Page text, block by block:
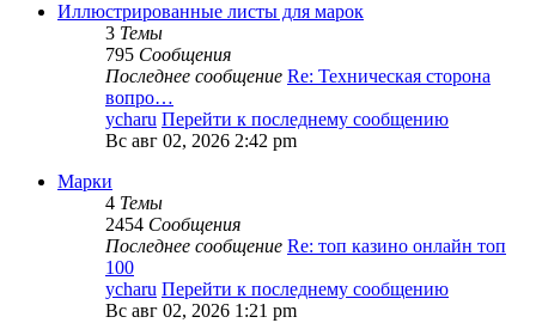
Иллюстрированные листы для марок
3 Темы
795 Сообщения
Последнее сообщение Re: Техническая сторона
вопро…
ycharu Перейти к последнему сообщению
Вс авг 02, 2026 2:42 pm
Марки
4 Темы
2454 Сообщения
Последнее сообщение Re: топ казино онлайн топ
100
ycharu Перейти к последнему сообщению
Вс авг 02, 2026 1:21 pm